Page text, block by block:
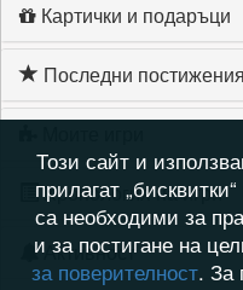
Картички и подаръци
Последни постижения
Хронология на игри
Активност
Този сайт и
прилагат
са необходими за
и за постигане на
за поверителност. За